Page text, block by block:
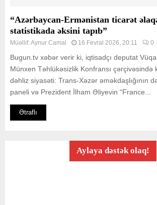
“Azərbaycan-Ermənistan ticarət
statistikada əksini tapıb”
Müəllif:Aynur Camal 16 Fevral 2026, 20:11 0
Bugun.tv xəbər verir ki, iqtisadçı deputat
Münxen Təhlükəsizlik Konfransı çərçivəsində
dəhliz siyasəti: Trans-Xəzər əməkdaşlığının
paneli və Prezident İlham Əliyevin “France...
Ətraflı
Aylaya dəstək olaq!